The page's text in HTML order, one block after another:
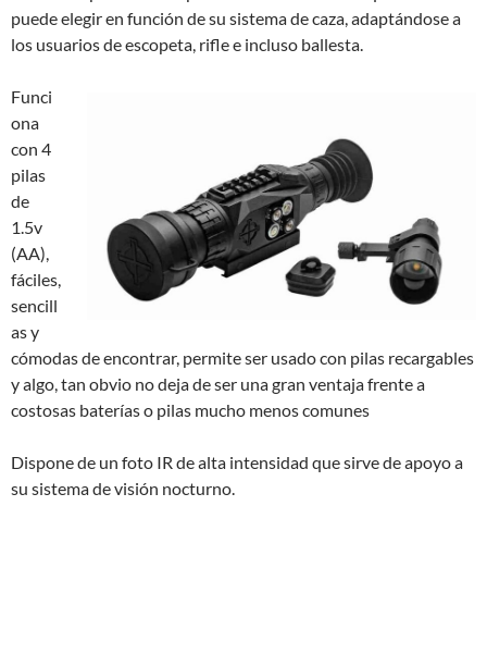
puede elegir en función de su sistema de caza, adaptándose a
los usuarios de escopeta, rifle e incluso ballesta.
Funci
ona
con 4
pilas
de
1.5v
(AA),
fáciles,
sencill
as y
cómodas de encontrar, permite ser usado con pilas recargables
y algo, tan obvio no deja de ser una gran ventaja frente a
costosas baterías o pilas mucho menos comunes
Dispone de un foto IR de alta intensidad que sirve de apoyo a
su sistema de visión nocturno.